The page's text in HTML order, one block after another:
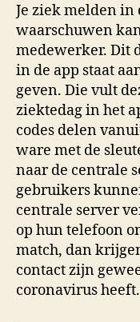
Je ziek melden in
waarschuwen
medewerker. Dit
in de app staat
geven. Die vult
ziektedag in het
codes delen
ware met de
naar de centrale
gebruikers
centrale server
op hun telefoon
match, dan
contact zijn
coronavirus heeft.